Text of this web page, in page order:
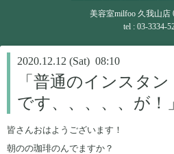
美容室milfoo 久我山店
tel : 03-3334-
2020.12.12 (Sat) 08:10
「普通のインスタ
です、、、、、が！」
皆さんおはようございます！
朝のの珈琲のんでますか？